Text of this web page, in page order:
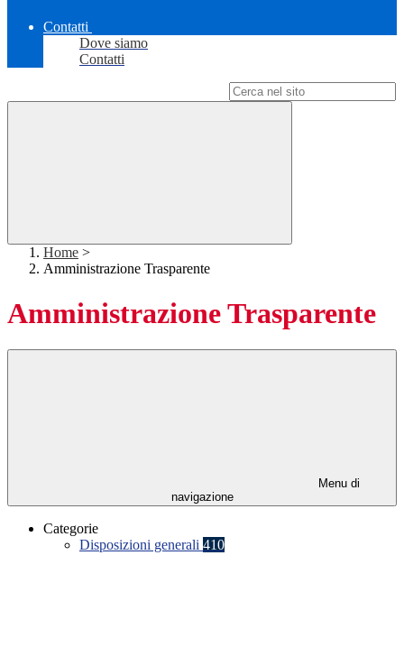
Contatti
Dove siamo
Contatti
Home >
Amministrazione Trasparente
Amministrazione Trasparente
Menu di
navigazione
Categorie
Disposizioni generali 410